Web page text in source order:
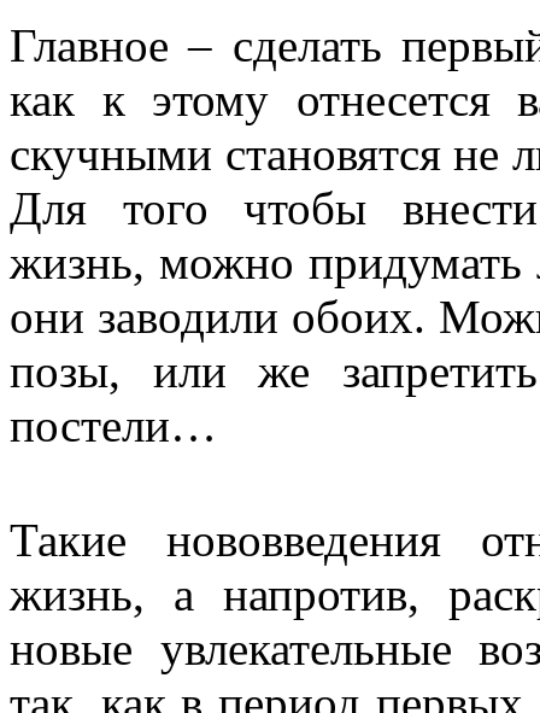
Главное – сделать
как к этому отнесется
скучными становятся
Для того чтобы
жизнь, можно придумать
они заводили обоих.
позы, или же
постели…
Такие нововведения
жизнь, а напротив,
новые увлекательные